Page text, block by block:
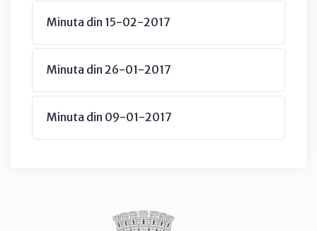
Minuta din 15-02-2017
Minuta din 26-01-2017
Minuta din 09-01-2017